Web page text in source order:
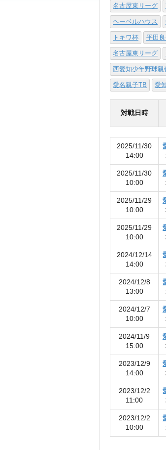
名古屋東リーグ
ヘーベルハウス
トキワ杯 平田
名古屋東リーグ
西愛知少年野球親
愛名親子TB 愛
対戦日時
2025/11/30
14:00
2025/11/30
10:00
2025/11/29
10:00
2025/11/29
10:00
2024/12/14
14:00
2024/12/8
13:00
2024/12/7
10:00
2024/11/9
15:00
2023/12/9
14:00
2023/12/2
11:00
2023/12/2
10:00